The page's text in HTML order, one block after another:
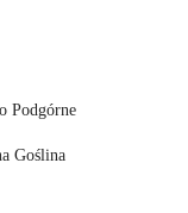
Podgórne
Goślina